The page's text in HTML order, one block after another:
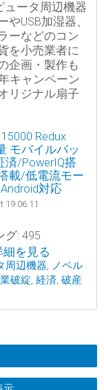
ュータ周辺機器
USB加湿器、
ーなどのコン
を小売業者に
企画・製作も
キャンペーン
リジナル扇子
Redux
モバイルバッ
済/PowerIQ搭
載/低電流モー
対応
19.06.11
グ: 495
細を見る
周辺機器, ノベル
破綻, 経済, 破産